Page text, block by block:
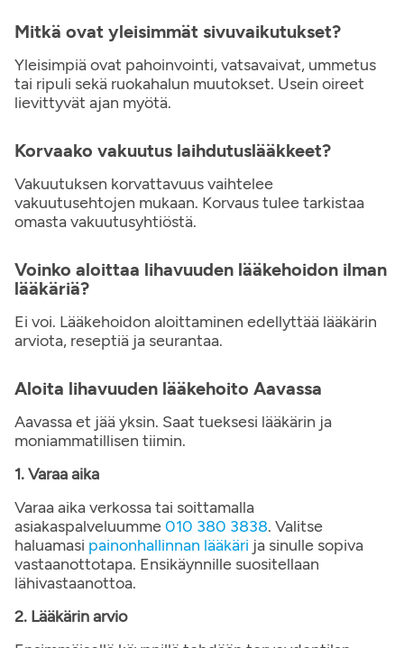
Mitkä ovat yleisimmät sivuvaikutukset?
Yleisimpiä ovat pahoinvointi, vatsavaivat, ummetus
tai ripuli sekä ruokahalun muutokset. Usein oireet
lievittyvät ajan myötä.
Korvaako vakuutus laihdutuslääkkeet?
Vakuutuksen korvattavuus vaihtelee
vakuutusehtojen mukaan. Korvaus tulee tarkistaa
omasta vakuutusyhtiöstä.
Voinko aloittaa lihavuuden lääkehoidon ilman
lääkäriä?
Ei voi. Lääkehoidon aloittaminen edellyttää lääkärin
arviota, reseptiä ja seurantaa.
Aloita lihavuuden lääkehoito Aavassa
Aavassa et jää yksin. Saat tueksesi lääkärin ja
moniammatillisen tiimin.
1. Varaa aika
Varaa aika verkossa tai soittamalla
asiakaspalveluumme010 380 3838. Valitse
haluamasi painonhallinnan lääkäri ja sinulle sopiva
vastaanottotapa. Ensikäynnille suositellaan
lähivastaanottoa.
2. Lääkärin arvio